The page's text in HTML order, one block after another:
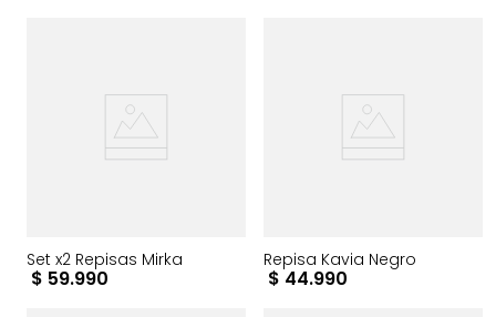
Set x2 Repisas Mirka
$ 59.990
Repisa Kavia Negro
$ 44.990